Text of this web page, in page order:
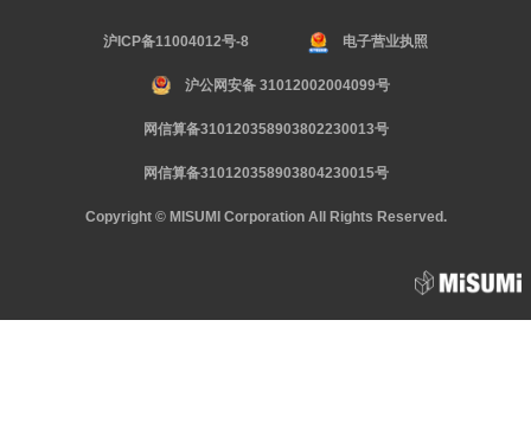
沪ICP备11004012号-8 电子营业执照
沪公网安备 31012002004099号
网信算备310120358903802230013号
网信算备310120358903804230015号
Copyright © MISUMI Corporation All Rights Reserved.